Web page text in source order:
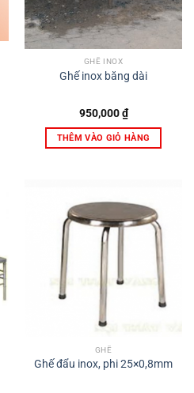
GHẾ INOX
Ghế inox băng dài
950,000₫
THÊM VÀO GIỎ HÀNG
GHẾ
Ghế đẩu inox, phi 25×0,8mm